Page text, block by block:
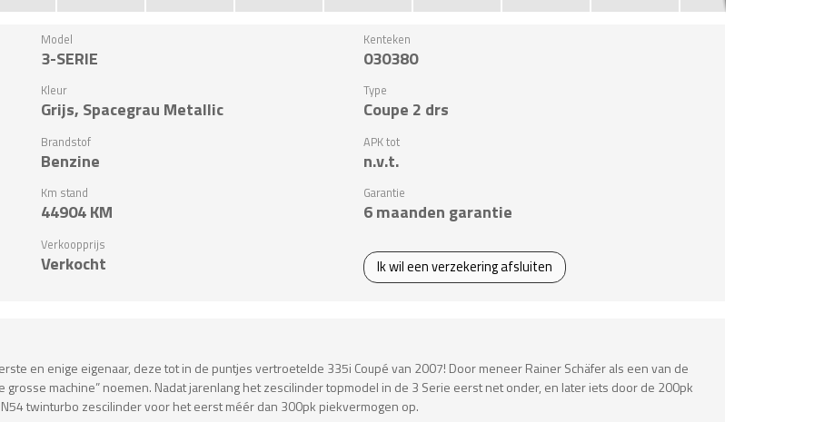
Model
3-SERIE
Kenteken
030380
Kleur
Grijs, Spacegrau Metallic
Type
Coupe 2 drs
Brandstof
Benzine
APK tot
n.v.t.
Km stand
44904KM
Garantie
6 maanden garantie
Verkoopprijs
Verkocht Ik wil een verzekering afsluiten
en enige eigenaar, deze tot in de puntjes vertroetelde 335i Coupé van 2007! Door meneer Rainer Schäfer als een van de
machine” noemen. Nadat jarenlang het zescilinder topmodel in de 3 Serie eerst net onder, en later iets door de 200pk
twinturbo zescilinder voor het eerst méér dan 300pk piekvermogen op.